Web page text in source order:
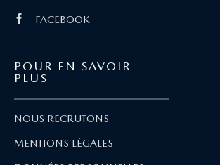
FACEBOOK
POUR EN SAVOIR
PLUS
NOUS RECRUTONS
MENTIONS LÉGALES